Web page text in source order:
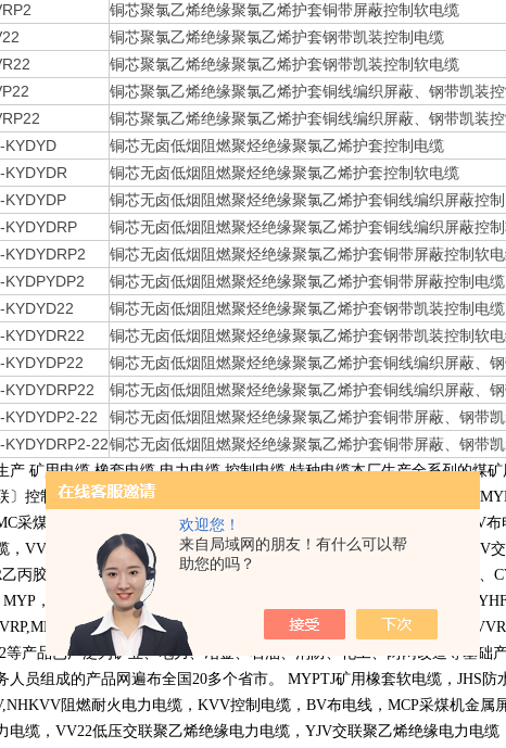
欢迎您！
来自局域网的朋友！有什么可以帮
助您的吗？
铜芯聚氯乙烯绝缘聚氯乙烯护套铜带屏蔽控制软电缆
铜芯聚氯乙烯绝缘聚氯乙烯护套钢带凯装控制电缆
铜芯聚氯乙烯绝缘聚氯乙烯护套钢带凯装控制软电缆
铜芯聚氯乙烯绝缘聚氯乙烯护套铜线编织屏蔽、钢带凯装
铜芯聚氯乙烯绝缘聚氯乙烯护套铜线编织屏蔽、钢带凯装
KYDYD
铜芯无卤低烟阻燃聚烃绝缘聚氯乙烯护套控制电缆
KYDYDR
铜芯无卤低烟阻燃聚烃绝缘聚氯乙烯护套控制软电缆
KYDYDP
铜芯无卤低烟阻燃聚烃绝缘聚氯乙烯护套铜线编织屏蔽控
KYDYDRP
铜芯无卤低烟阻燃聚烃绝缘聚氯乙烯护套铜线编织屏蔽控
KYDYDRP2
铜芯无卤低烟阻燃聚烃绝缘聚氯乙烯护套铜带屏蔽控制软
KYDPYDP2
铜芯无卤低烟阻燃聚烃绝缘聚氯乙烯护套铜带屏蔽控制电缆
KYDYD22
铜芯无卤低烟阻燃聚烃绝缘聚氯乙烯护套钢带凯装控制电缆
KYDYDR22
铜芯无卤低烟阻燃聚烃绝缘聚氯乙烯护套钢带凯装控制软
KYDYDP22
铜芯无卤低烟阻燃聚烃绝缘聚氯乙烯护套铜线编织屏蔽、
KYDYDRP22
铜芯无卤低烟阻燃聚烃绝缘聚氯乙烯护套铜线编织屏蔽、
KYDYDP2-22
铜芯无卤低烟阻燃聚烃绝缘聚氯乙烯护套铜带屏蔽、钢带
KYDYDRP2-22铜芯无卤低烟阻燃聚烃绝缘聚氯乙烯护套铜带屏蔽、钢带
产 矿用电缆 橡套电缆 电力电缆 控制电缆 特种电缆本厂生产全系列的煤
〕控制电缆，煤矿用〔交联〕电力电缆），
采煤机用电缆， ZRVV,NHKVV阻燃耐火电力电缆， BV布
， VV 聚氯乙烯绝缘电力电缆，VV22低压交联聚乙烯绝缘电力电缆， YJV
乙丙胶绝缘、 KGG硅橡胶绝缘控制电缆， 交联聚乙烯、
MYP ， MCP，MYPTJ
KVV22， KVVP-22
KVVR
等产品已广泛为矿业、电力、冶金、石油、消防、化工、两网改造等基础
人员组成的产品网遍布全国 20多个省市。 MYPTJ矿用橡套软电缆， JHS 防
阻燃耐火电力电缆， KVV控制电缆， BV布电线， MCP采煤机金属
电缆， VV22低压交联聚乙烯绝缘电力电缆， YJV交联聚乙烯绝缘电力电缆